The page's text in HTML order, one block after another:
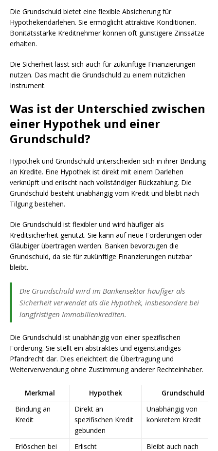
Die Grundschuld bietet eine flexible Absicherung für
Hypothekendarlehen. Sie ermöglicht attraktive Konditionen.
Bonitätsstarke Kreditnehmer können oft günstigere Zinssätze
erhalten.
Die Sicherheit lässt sich auch für zukünftige Finanzierungen
nutzen. Das macht die Grundschuld zu einem nützlichen
Instrument.
Was ist der Unterschied zwischen
einer Hypothek und einer
Grundschuld?
Hypothek und Grundschuld unterscheiden sich in ihrer Bindung
an Kredite. Eine Hypothek ist direkt mit einem Darlehen
verknüpft und erlischt nach vollständiger Rückzahlung. Die
Grundschuld besteht unabhängig vom Kredit und bleibt nach
Tilgung bestehen.
Die Grundschuld ist flexibler und wird häufiger als
Kreditsicherheit genutzt. Sie kann auf neue Forderungen oder
Gläubiger übertragen werden. Banken bevorzugen die
Grundschuld, da sie für zukünftige Finanzierungen nutzbar
bleibt.
Die Grundschuld wird im Bankensektor häufiger als
Sicherheit verwendet als die Hypothek, insbesondere bei
langfristigen Immobilienkrediten.
Die Grundschuld ist unabhängig von einer spezifischen
Forderung. Sie stellt ein abstraktes und eigenständiges
Pfandrecht dar. Dies erleichtert die Übertragung und
Weiterverwendung ohne Zustimmung anderer Rechteinhaber.
Merkmal Hypothek
Grundschuld
Bindung an
Kredit
Direkt an
spezifischen Kredit
gebunden
Unabhängig von
konkretem Kredit
Erlöschen bei
Erlischt
Bleibt auch nach